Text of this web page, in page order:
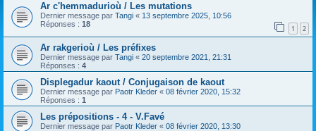
e
Ar c'hemmadurioù / Les mutations
Dernier message par Tangi « 13 septembre 2025, 10:56
Réponses : 18 1 2
Ar rakgerioù / Les préfixes
Dernier message par Tangi « 20 septembre 2021, 21:31
Réponses : 4
Displegadur kaout / Conjugaison de kaout
Dernier message par Paotr Kleder « 08 février 2020, 15:32
Réponses : 1
Les prépositions - 4 - V.Favé
Dernier message par Paotr Kleder « 08 février 2020, 13:30